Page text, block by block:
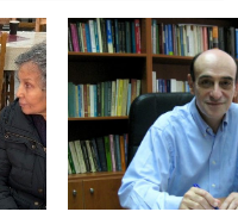
(IMOTION), το οποίο
και δια ζώσης
έως τις 10 Ιουλίου